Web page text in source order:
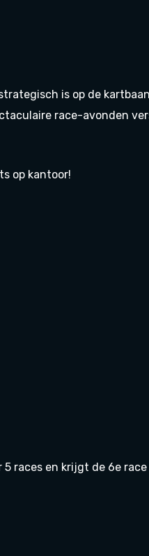
is op de
race-avonden
op kantoor!
races en krijgt de 6e race